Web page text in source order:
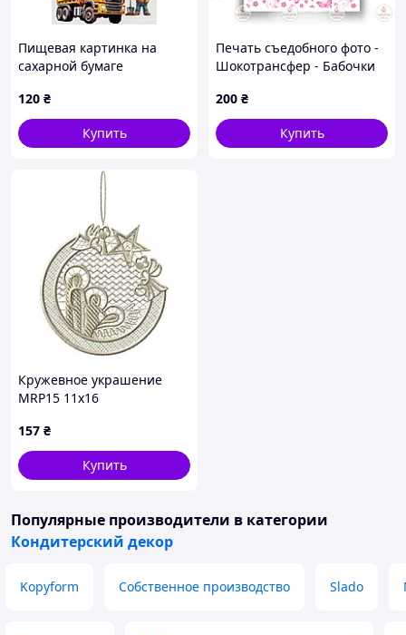
Пищевая картинка на
сахарной бумаге
120 ₴
Купить
Печать съедобного фото -
Шокотрансфер - Бабочки
200 ₴
Купить
Кружевное украшение
MRP15 11x16
157 ₴
Купить
Популярные производители в категории
Кондитерский декор
Kopyform Собственное производство Slado